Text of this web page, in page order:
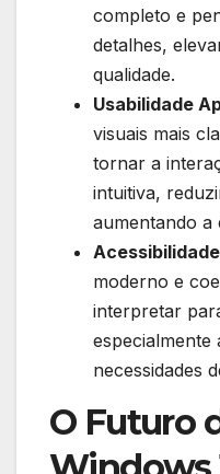
completo e
detalhes,
qualidade.
Usabilidade
visuais mais
tornar a
intuitiva,
aumentando a
moderno e
interpretar
especialmente
necessidades
O Futuro